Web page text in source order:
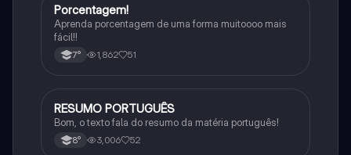
Matematica
Porcentagem!
Aprenda porcentagem de uma forma muitoooo mais
fácil!!
7° 1,862 51
Português
RESUMO PORTUGUÊS
Bom, o texto fala do resumo da matéria português!
8° 3,006 52